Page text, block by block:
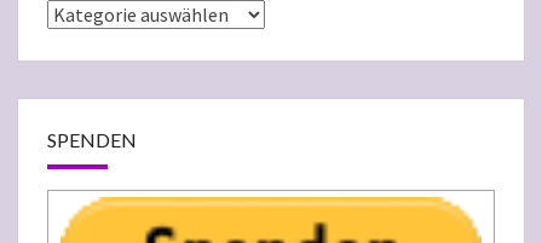
Kategorien
SPENDEN